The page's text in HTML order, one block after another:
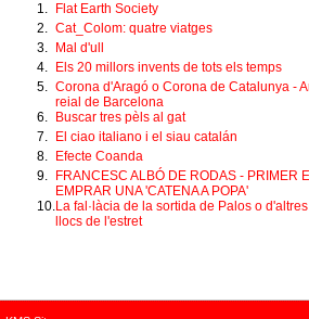
1.
Flat Earth Society
2. Cat_Colom: quatre viatges
3.
Mal d'ull
4.
Els 20 millors invents de tots els temps
5. Corona d'Aragó o Corona de Catalunya -
reial de Barcelona
6.
Buscar tres pèls al gat
7.
El ciao italiano i el siau catalán
8.
Efecte Coanda
9.
FRANCESC ALBÓ DE RODAS - PRIMER
EMPRAR UNA 'CATENA A POPA'
10.La fal·làcia de la sortida de Palos o d'altres
llocs de l'estret